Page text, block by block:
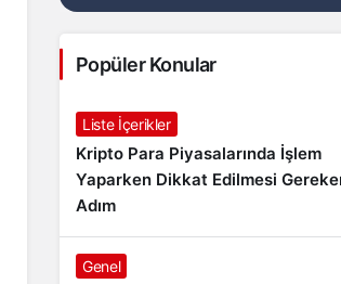
Popüler Konular
Liste İçerikler
Kripto Para Piyasalarında İşlem
Yaparken Dikkat Edilmesi
Adım
Genel